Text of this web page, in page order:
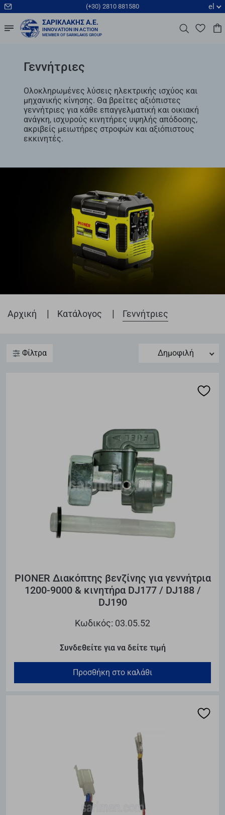
(+30) 2810 881580 el
ΣΑΡΙΚΛΆΚΗΣ Α.Ε.
INNOVATION IN ACTION
MEMBER OF SARIKLAKIS GROUP
Γεννήτριες
Oλοκληρωμένες λύσεις ηλεκτρικής ισχύος και
μηχανικής κίνησης. Θα βρείτες αξιόπιστες
γεννήτριες για κάθε επαγγελματική και οικιακή
ανάγκη, ισχυρούς κινητήρες υψηλής απόδοσης,
ακριβείς μειωτήρες στροφών και αξιόπιστους
εκκινητές.
Αρχική | Κατάλογος | Γεννήτριες
Φίλτρα Δημοφιλή
PIONER Διακόπτης βενζίνης για γεννήτρια
1200-9000 & κινητήρα DJ177 / DJ188 /
DJ190
Κωδικός: 03.05.52
Συνδεθείτε για να δείτε τιμή
Προσθήκη στο καλάθι